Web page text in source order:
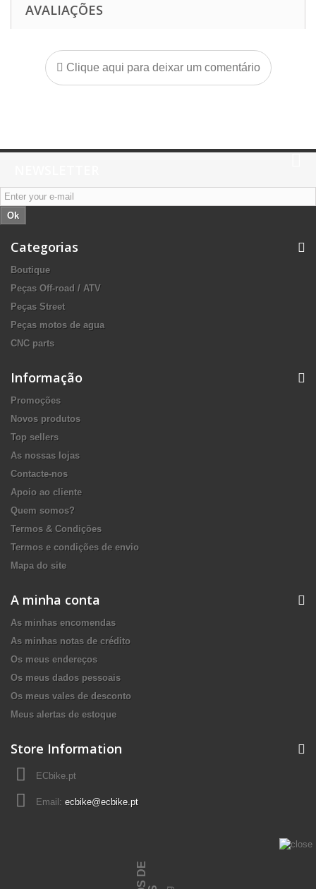
AVALIAÇÕES
Clique aqui para deixar um comentário
Ok
Categorias
Boutique
Peças Off-road / ATV
Peças Street
Peças motos de agua
CNC parts
Informação
Promoções
Novos produtos
Top sellers
As nossas lojas
Contacte-nos
Apoio ao cliente
Quem somos?
Termos & Condições
Termos e condições de envio
Mapa do site
A minha conta
As minhas encomendas
As minhas notas de crédito
Os meus endereços
Os meus dados pessoais
Os meus vales de desconto
Meus alertas de estoque
Store Information
ECbike.pt
Email: ecbike@ecbike.pt